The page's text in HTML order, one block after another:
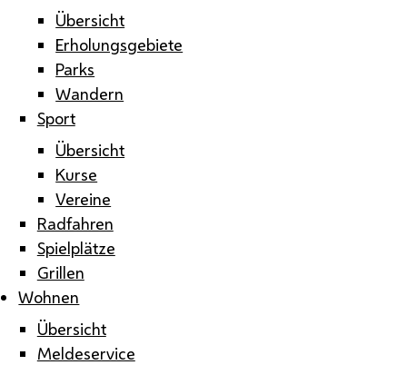
Übersicht
Erholungsgebiete
Parks
Wandern
Sport
Übersicht
Kurse
Vereine
Radfahren
Spielplätze
Grillen
Wohnen
Übersicht
Meldeservice